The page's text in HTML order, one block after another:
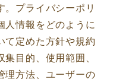
プライバシーポリ
人情報をどのように
て定めた方針や規約
目的、使用範囲、
理方法、ユーザーの